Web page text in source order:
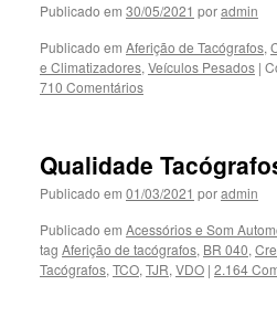
Publicado em 30/05/2021 poradmin
Publicado em Aferição de Tacógrafos,
e Climatizadores, Veículos Pesados |
710 Comentários
Qualidade
Publicado em 01/03/2021 poradmin
Publicado em Acessórios e Som
tag Aferição de tacógrafos, BR 040,
Tacógrafos, TCO, TJR, VDO | 2.164